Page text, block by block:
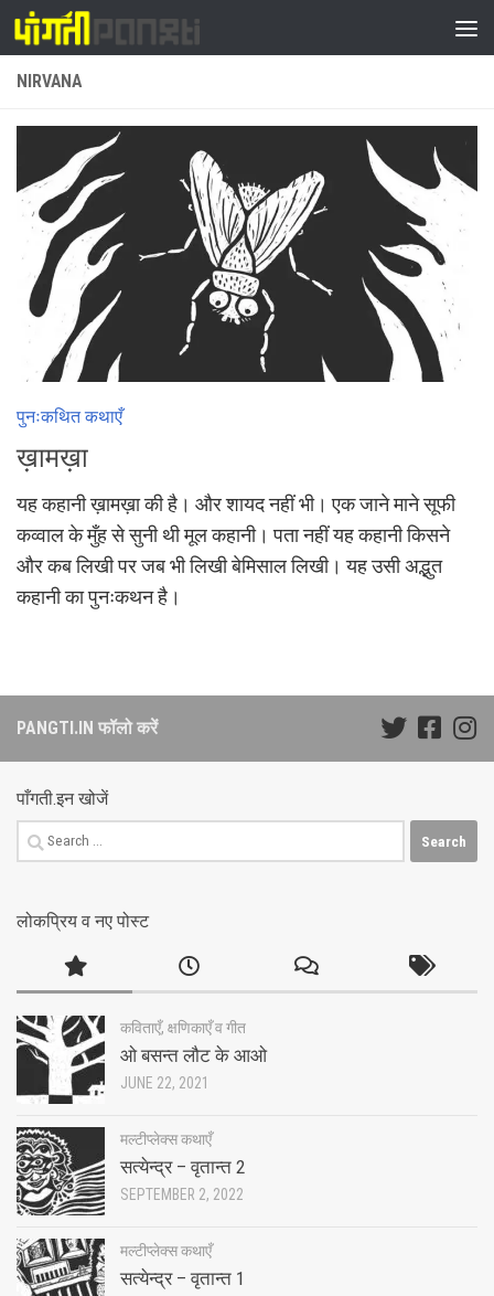
Skip to content
NIRVANA
पुनःकथित कथाएँ
ख़ामख़ा
यह कहानी ख़ामख़ा की है। और शायद नहीं भी। एक जाने माने सूफी
कव्वाल के मुँह से सुनी थी मूल कहानी। पता नहीं यह कहानी किसने
और कब लिखी पर जब भी लिखी बेमिसाल लिखी। यह उसी अद्भुत
कहानी का पुनःकथन है।
PANGTI.IN फॉलो करें
पाँगती.इन खोजें
Search
for:
लोकप्रिय व नए पोस्ट
कविताएँ, क्षणिकाएँ व गीत
ओ बसन्त लौट के आओ
JUNE 22, 2021
मल्टीप्लेक्स कथाएँ
सत्येन्द्र – वृतान्त 2
SEPTEMBER 2, 2022
मल्टीप्लेक्स कथाएँ
सत्येन्द्र – वृतान्त 1